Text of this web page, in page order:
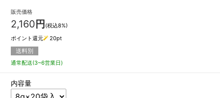
販売価格
2,160 円 (税込8%)
ポイント還元
20pt
送料別
通常配送(3~6営業日)
内容量